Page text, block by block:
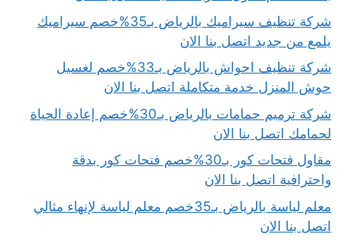
شركة تنظيف سيراميك بالرياض بـ35%خصم سيراميك
يلمع من جديد اتصل بنا الان
شركة تنظيف احواش بالرياض بـ33%خصم لغسيل
حوش المنزل خدمة متكاملة اتصل بنا الان
شركة ترميم حمامات بالرياض بـ30%خصم إعادة الحياة
لحمامك اتصل بنا الان
مقاول فتحات كور بـ30%خصم فتحات كور بدقة
واحترافية اتصل بنا الان
معلم لياسة بالرياض بـ35خصم معلم لياسة لإنهاء مثالي
اتصل بنا الان